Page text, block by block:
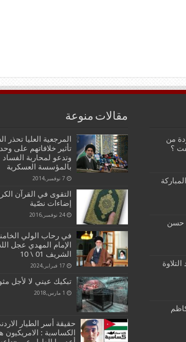
من
؟
حسن
مقالات منوعة
المرجعية العليا تحذر
تأثير خلافاتهم على
وتدعو لمحاربة الفساد
بالمؤسسة العسكرية
7 نوفمبر,2014
التقوى في القرآن
إضاءات نصّية
24 نوفمبر,2016
في رحاب الولي
الإمام المهدي عجل
الشريف 01 \ 10
17 فبراير,2024
تبكيك عيني لا لأجل
1 مارس,2018
ﺣﻘﻴﻘﺔ أﺳﺮ ﺍﻟﻄﻴﺎﺭ
ﺍﻟﻜﺴﺎﺳبة : ﺍﻻﻣﺮﻳﻜﻴون